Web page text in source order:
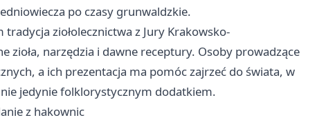
po czasy grunwaldzkie.
ziołolecznictwa z Jury Krakowsko-
zioła, narzędzia i dawne receptury. Osoby prowadzące
a ich prezentacja ma pomóc zajrzeć do świata, w
jedynie folklorystycznym dodatkiem.
z hakownic